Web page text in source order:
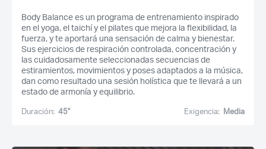
Body Balance es un programa de entrenamiento inspirado
en el yoga, el taichí y el pilates que mejora la flexibilidad, la
fuerza, y te aportará una sensación de calma y bienestar.
Sus ejercicios de respiración controlada, concentración y
las cuidadosamente seleccionadas secuencias de
estiramientos, movimientos y poses adaptados a la música,
dan como resultado una sesión holística que te llevará a un
estado de armonía y equilibrio.
Duración: 45'' Exigencia: Media